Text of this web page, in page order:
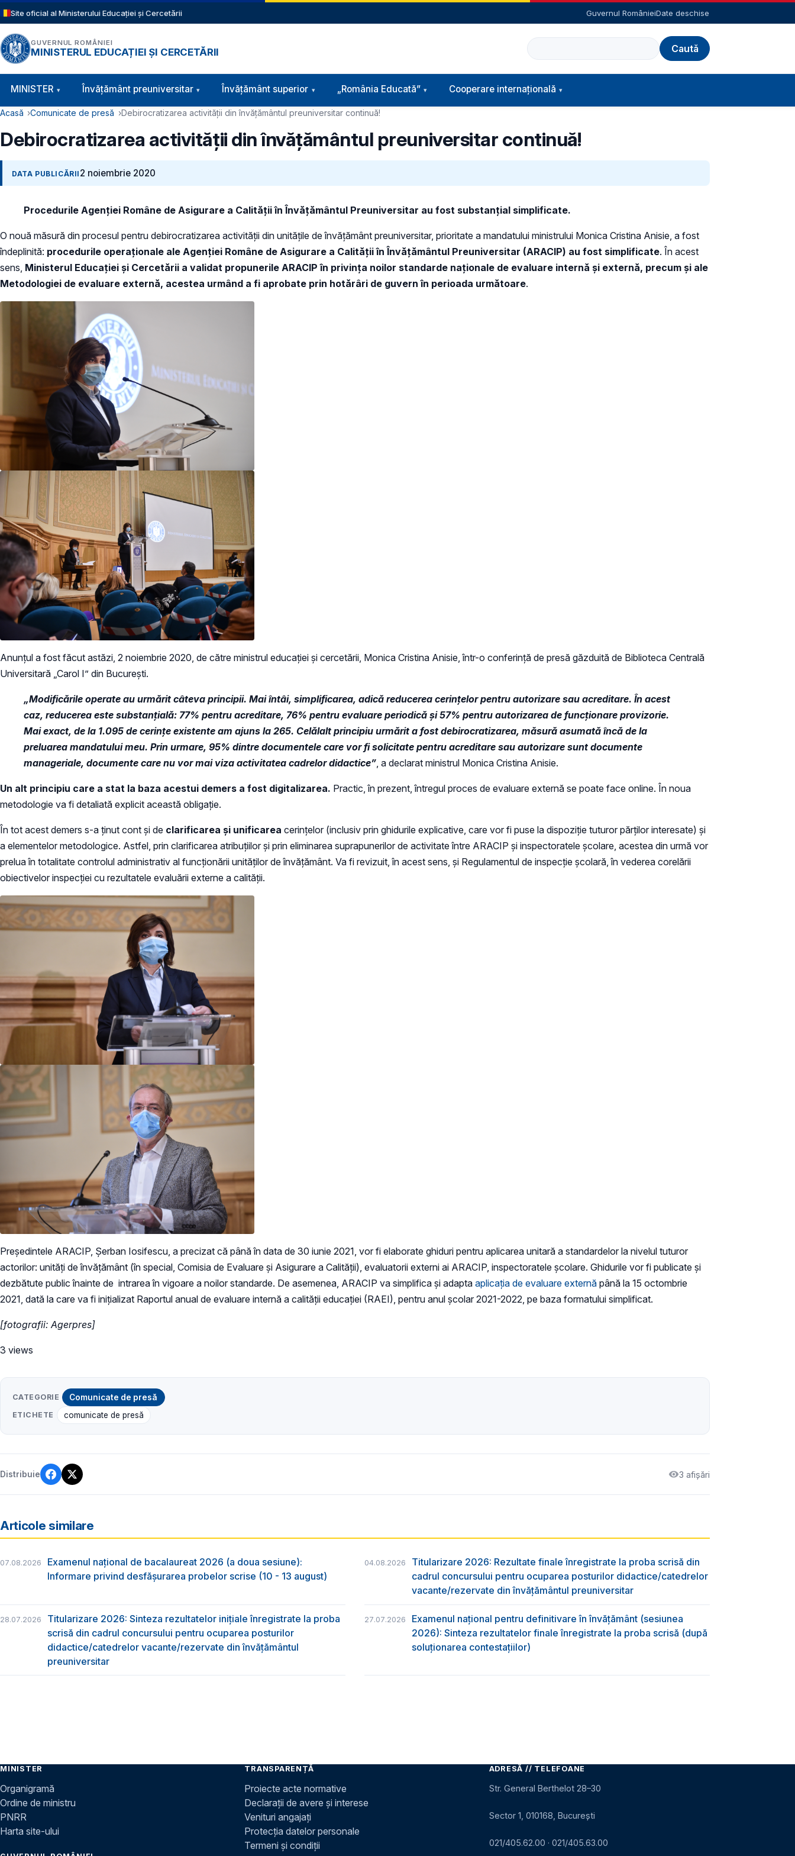
Sari la conținutul principal
Site oficial al Ministerului Educației și Cercetării Guvernul RomânieiDate deschise
GUVERNUL ROMÂNIEI
MINISTERUL EDUCAȚIEI ȘI CERCETĂRII
Caută
Navigație principală
MINISTER Învăţământ preuniversitar Învățământ superior „România Educată” Cooperare internațională
Cale de navigare
Acasă Comunicate de presă Debirocratizarea activității din învățământul preuniversitar continuă!
Debirocratizarea activității din învățământul preuniversitar continuă!
DATA PUBLICĂRII 2 noiembrie 2020
Procedurile Agenției Române de Asigurare a Calității în Învățământul Preuniversitar au fost substanțial simplificate.
O nouă măsură din procesul pentru debirocratizarea activității din unitățile de învățământ preuniversitar, prioritate a mandatului ministrului Monica Cristina Anisie, a fost
îndeplinită: procedurile operaționale ale Agenției Române de Asigurare a Calității în Învățământul Preuniversitar (ARACIP) au fost simplificate. În acest
sens, Ministerul Educației și Cercetării a validat propunerile ARACIP în privința noilor standarde naționale de evaluare internă și externă, precum și ale
Metodologiei de evaluare externă, acestea urmând a fi aprobate prin hotărâri de guvern în perioada următoare.
Anunțul a fost făcut astăzi, 2 noiembrie 2020, de către ministrul educației și cercetării, Monica Cristina Anisie, într-o conferință de presă găzduită de Biblioteca Centrală
Universitară „Carol I” din București.
„Modificările operate au urmărit câteva principii. Mai întâi, simplificarea, adică reducerea cerințelor pentru autorizare sau acreditare. În acest
caz, reducerea este substanțială: 77% pentru acreditare, 76% pentru evaluare periodică și 57% pentru autorizarea de funcționare provizorie.
Mai exact, de la 1.095 de cerințe existente am ajuns la 265. Celălalt principiu urmărit a fost debirocratizarea, măsură asumată încă de la
preluarea mandatului meu. Prin urmare, 95% dintre documentele care vor fi solicitate pentru acreditare sau autorizare sunt documente
manageriale, documente care nu vor mai viza activitatea cadrelor didactice” , a declarat ministrul Monica Cristina Anisie.
Un alt principiu care a stat la baza acestui demers a fost digitalizarea. Practic, în prezent, întregul proces de evaluare externă se poate face online. În noua
metodologie va fi detaliată explicit această obligație.
În tot acest demers s-a ținut cont și de clarificarea și unificarea cerințelor (inclusiv prin ghidurile explicative, care vor fi puse la dispoziție tuturor părților interesate) și
a elementelor metodologice. Astfel, prin clarificarea atribuțiilor și prin eliminarea suprapunerilor de activitate între ARACIP și inspectoratele școlare, acestea din urmă vor
prelua în totalitate controlul administrativ al funcționării unităților de învățământ. Va fi revizuit, în acest sens, și Regulamentul de inspecție școlară, în vederea corelării
obiectivelor inspecției cu rezultatele evaluării externe a calității.
Președintele ARACIP, Șerban Iosifescu, a precizat că până în data de 30 iunie 2021, vor fi elaborate ghiduri pentru aplicarea unitară a standardelor la nivelul tuturor
actorilor: unități de învățământ (în special, Comisia de Evaluare și Asigurare a Calității), evaluatorii externi ai ARACIP, inspectoratele școlare. Ghidurile vor fi publicate și
dezbătute public înainte de intrarea în vigoare a noilor standarde. De asemenea, ARACIP va simplifica și adapta aplicația de evaluare externă până la 15 octombrie
2021, dată la care va fi inițializat Raportul anual de evaluare internă a calității educației (RAEI), pentru anul școlar 2021-2022, pe baza formatului simplificat.
[fotografii: Agerpres]
3 views
CATEGORIE Comunicate de presă
ETICHETE comunicate de presă
Distribuie 3 afișări
Articole similare
07.08.2026
Examenul național de bacalaureat 2026 (a doua sesiune):
Informare privind desfășurarea probelor scrise (10 - 13 august)
04.08.2026
Titularizare 2026: Rezultate finale înregistrate la proba scrisă din
cadrul concursului pentru ocuparea posturilor didactice/catedrelor
vacante/rezervate din învăţământul preuniversitar
28.07.2026
Titularizare 2026: Sinteza rezultatelor inițiale înregistrate la proba
scrisă din cadrul concursului pentru ocuparea posturilor
didactice/catedrelor vacante/rezervate din învăţământul
preuniversitar
27.07.2026
Examenul național pentru definitivare în învățământ (sesiunea
2026): Sinteza rezultatelor finale înregistrate la proba scrisă (după
soluționarea contestațiilor)
MINISTER
Organigramă
Ordine de ministru
PNRR
Harta site-ului
TRANSPARENȚĂ
Proiecte acte normative
Declarații de avere și interese
Venituri angajați
Protecția datelor personale
Termeni și condiții
ADRESĂ // TELEFOANE
Str. General Berthelot 28–30
Sector 1, 010168, București
021/405.62.00 · 021/405.63.00